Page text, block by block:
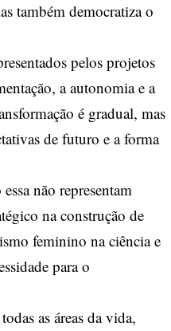
também democratiza o
pelos projetos
a autonomia e a
é gradual, mas
de futuro e a forma
não representam
na construção de
feminino na ciência e
para o
as áreas da vida,